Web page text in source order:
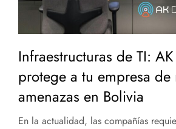
Infraestructuras de TI:
protege a tu empresa de
amenazas en Bolivia
En la actualidad, las compañías